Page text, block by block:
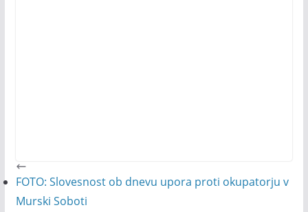
FOTO: Slovesnost ob dnevu upora proti okupatorju v
Murski Soboti